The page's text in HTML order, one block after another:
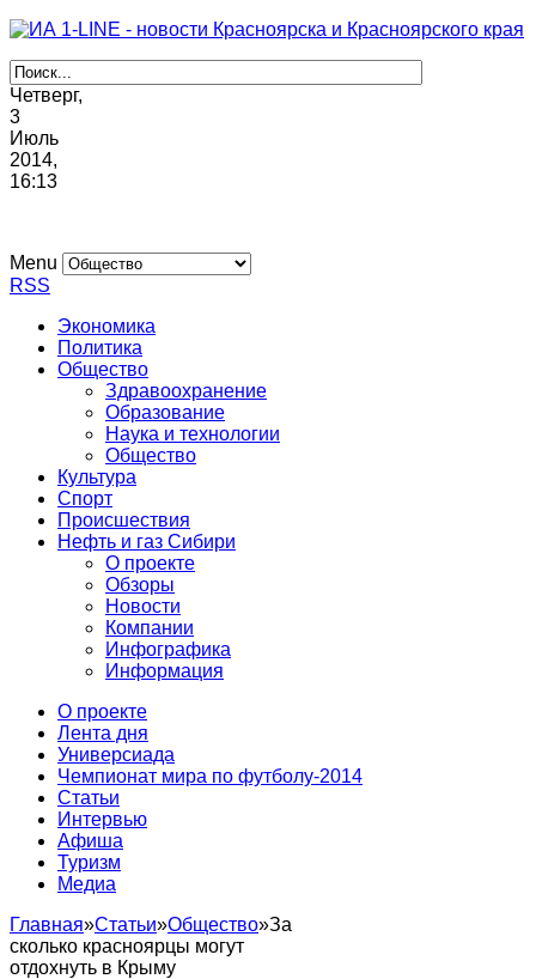
Четверг,
3
Июль
2014,
16:13
Menu
RSS
Экономика
Политика
Общество
Здравоохранение
Образование
Наука и технологии
Общество
Культура
Спорт
Происшествия
Нефть и газ Сибири
О проекте
Обзоры
Новости
Компании
Инфографика
Информация
О проекте
Лента дня
Универсиада
Чемпионат мира по футболу-2014
Статьи
Интервью
Афиша
Туризм
Медиа
Главная»Статьи»Общество»За
сколько красноярцы могут
отдохнуть в Крыму